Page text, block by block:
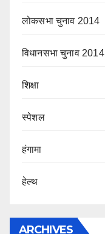
लोकसभा चुनाव 2014
विधानसभा चुनाव 2014
शिक्षा
स्पेशल
हंगामा
हेल्थ
ARCHIVES